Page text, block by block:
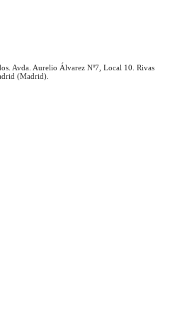
Avda. Aurelio Álvarez Nº7, Local 10. Rivas
(Madrid).